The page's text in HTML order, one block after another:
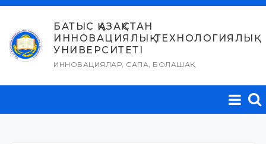
Skip
content
БАТЫС ҚАЗАҚСТАН
ИННОВАЦИЯЛЫҚ-ТЕХНОЛОГИЯЛЫҚ
УНИВЕРСИТЕТІ
ИННОВАЦИЯЛАР, САПА, БОЛАШАҚ